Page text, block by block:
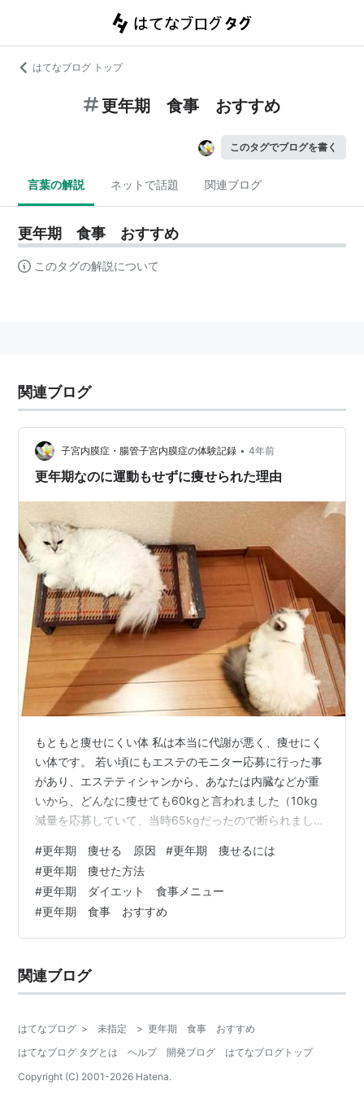
はてなブログ トップ
更年期 食事 おすすめ
このタグでブログを書く
言葉の解説 ネットで話題 関連ブログ
更年期 食事 おすすめ
このタグの解説について
関連ブログ
子宮内膜症・腸管子宮内膜症の体験記録 • 4年前
更年期なのに運動もせずに痩せられた理由
もともと痩せにくい体 私は本当に代謝が悪く、痩せにく
い体です。 若い頃にもエステのモニター応募に行った事
があり、エステティシャンから、あなたは内臓などが重
いから、どんなに痩せても60kgと言われました（10kg
減量を応募していて、当時65kgだったので断られまし
低下症（体重増加などの症状があります）のせいもある
のか… 更年期までは60kg前後を保っていたのですが（こ
の辺りが調子良い）、不妊治療中にまた65kgを越え、若
い時は手術、入院で減ったんですが… 前回（４年前（45
歳））の腸管子宮内膜症の腸の手術をした時、入院前に
#更年期 痩せる 原因 #更年期 痩せるには
#更年期 痩せた方法
#更年期 ダイエット 食事メニュー
#更年期 食事 おすすめ
関連ブログ
はてなブログ > 未指定 > 更年期 食事 おすすめ
はてなブログ タグとは
ヘルプ 開発ブログ
はてなブログトップ
Copyright (C) 2001-2026 Hatena.